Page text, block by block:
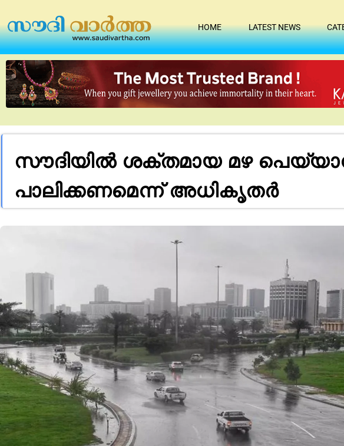
HOME LATEST NEWS
സൗദിയിൽ ശക്തമായ മഴ
പാലിക്കണമെന്ന് അധികൃതർ